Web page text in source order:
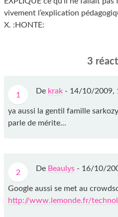
vivement l’explication
X. :HONTE:
3
1 De krak - 14/10/2009,
ya aussi la gentil famille
parle de mérite...
2 De Beaulys - 16/10/
Google aussi se met au
http://www.lemonde.fr/